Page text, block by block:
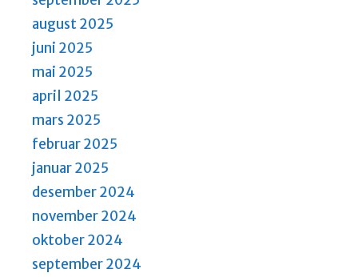
august 2025
juni 2025
mai 2025
april 2025
mars 2025
februar 2025
januar 2025
desember 2024
november 2024
oktober 2024
september 2024